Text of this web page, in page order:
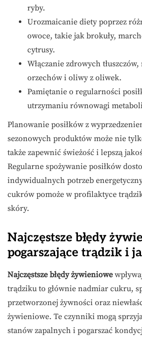
ryby.
Urozmaicanie diety poprzez
owoce, takie jak brokuły,
cytrusy.
Włączanie zdrowych
orzechów i oliwy z oliwek.
Pamiętanie o regularności
utrzymaniu równowagi
Planowanie posiłków z
sezonowych produktów może nie
także zapewnić świeżość i lepszą
Regularne spożywanie posiłków
indywidualnych potrzeb
cukrów pomoże w profilaktyce
skóry.
Najczęstsze błędy
pogarszające trądzik i
Najczęstsze błędy żywieniowe
trądziku to głównie nadmiar cukru,
przetworzonej żywności oraz
żywieniowe. Te czynniki mogą
stanów zapalnych i pogarszać